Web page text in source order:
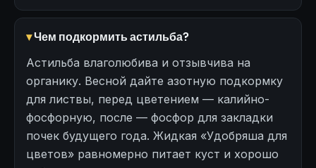
Чем подкормить астильба?
Астильба влаголюбива и отзывчива на
органику. Весной дайте азотную подкормку
для листвы, перед цветением — калийно-
фосфорную, после — фосфор для закладки
почек будущего года. Жидкая «Удобряша для
цветов» равномерно питает куст и хорошо